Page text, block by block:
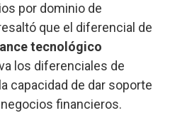
por dominio de
que el diferencial de
tecnológico
los diferenciales de
capacidad de dar soporte
financieros.